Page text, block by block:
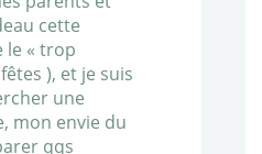
cette
le « trop
), et je suis
une
mon envie du
qqs